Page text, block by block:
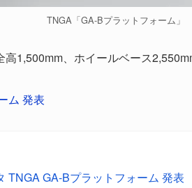
TNGA「GA-Bプラットフォーム」
1,500mm、ホイールベース
ム 発表
TNGA GA-Bプラットフォーム 発表